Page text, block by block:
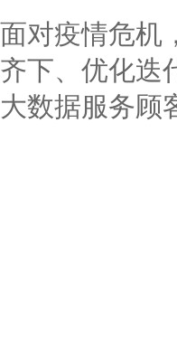
面对疫情危机
齐下、优化迭
大数据服务顾